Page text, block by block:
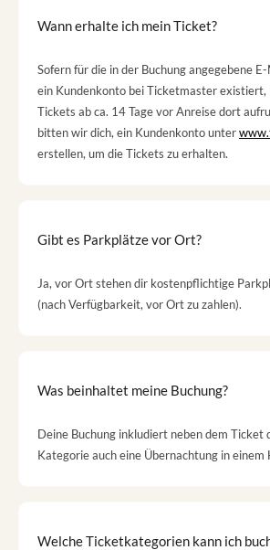
Wann erhalte ich mein Ticket?
Sofern für die in der Buchung angegebene
ein Kundenkonto bei Ticketmaster existiert,
Tickets ab ca. 14 Tage vor Anreise dort
bitten wir dich, ein Kundenkonto unter
erstellen, um die Tickets zu erhalten.
Gibt es Parkplätze vor Ort?
Ja, vor Ort stehen dir kostenpflichtige
(nach Verfügbarkeit, vor Ort zu zahlen).
Was beinhaltet meine Buchung?
Deine Buchung inkludiert neben dem Ticket
Kategorie auch eine Übernachtung in einem
Welche Ticketkategorien kann ich